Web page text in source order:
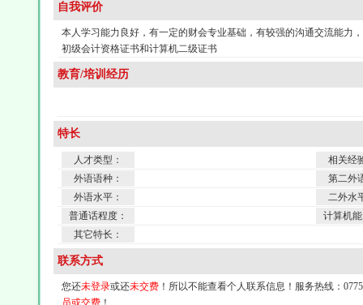
自我评价
本人学习能力良好，有一定的财会专业基础，有较强的沟通交流能力
初级会计资格证书和计算机二级证书
教育/培训经历
特长
人才类型：
相关经
外语语种：
第二外
外语水平：
二外水
普通话程度：
计算机
其它特长：
联系方式
您还未登录或还未交费 ！所以不能查看个人联系信息！服务热线：
员或交费 ！